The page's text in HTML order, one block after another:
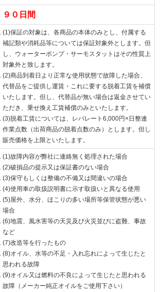
９０日間
(1)保証の対象は、各商品の本体のみとし、付属する
補記類や消耗品等については保証対象外とします。但
し、ウォーターポンプ・サーモスタットはその性質上
対象外と致します。
(2)商品到着日より正常な使用状態で故障した場合、
代替品をご提供し運賃・これに要する脱着工賃を補償
いたします。但し、代替品が無い場合は返金させてい
ただき、乗せ換え工賃補償のみといたします。
(3)脱着工賃については、レバレート6,000円×日整連
作業点数（出荷商品の脱着点数のみ）とします。但し
販売価格を上限といたします。
(1)故障内容が弊社に連絡無く処理された場合
(2)破損品の提示又は保証書のない場合
(3)保守もしくは整備の不備又は間違いの場合
(4)使用車の取扱説明書に示す取扱いと異なる使用
(5)屋外、水分、ほこりの多い場所等保管状態が悪い
場合
(6)地震、風水害等の天災及び火災並びに盗難、事故
など
(7)改造等を行ったもの
(8)オイル、水等の不足・入れ忘れによって生じたと
思われる故障
(9)オイル又は燃料の不良によって生じたと思われる
故障（メーカー純正オイルをご使用下さい）